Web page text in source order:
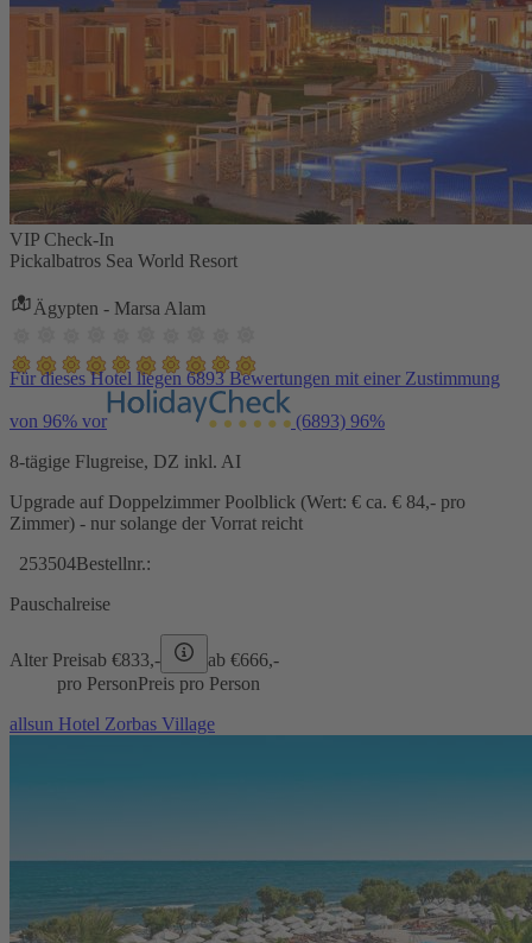
VIP Check-In
Pickalbatros Sea World Resort
Ägypten - Marsa Alam
Für dieses Hotel liegen 6893 Bewertungen mit einer Zustimmung
von 96% vor (6893) 96%
8-tägige Flugreise, DZ inkl. AI
Upgrade auf Doppelzimmer Poolblick (Wert: € ca. € 84,- pro
Zimmer) - nur solange der Vorrat reicht
253504Bestellnr.:
Pauschalreise
Alter Preisab €833,- ab €666,-
pro PersonPreis pro Person
allsun Hotel Zorbas Village